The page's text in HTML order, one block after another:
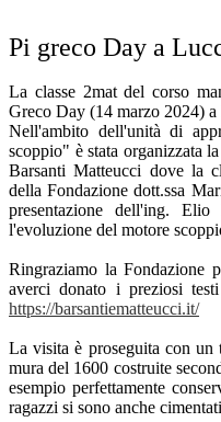
Pi greco Day a
La classe 2mat del corso
Greco Day (14 marzo 2024) a
Nell'ambito dell'unità di
scoppio" è stata organizzata
Barsanti Matteucci dove la
della Fondazione dott.ssa
presentazione dell'ing.
l'evoluzione del motore
Ringraziamo la Fondazione
averci donato i preziosi
https://barsantiematteucci.it/
La visita è proseguita con
mura del 1600 costruite
esempio perfettamente
ragazzi si sono anche